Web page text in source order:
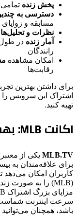
پخش زنده تمامی
دسترسی به
مسابقه و زوایای
نظرات و
آمار زنده در طول
رانندگان
امکان مشاهده
رقابت‌ها
اشتراک این سرویس
تهیه کنید.
اکانت MLB: بهشت طرفداران بیسبال
MLB.TV یکی از
برای علاقه‌مندان به
کاربران امکان می‌دهد
سرعت اینترنت
باشد، همچنان